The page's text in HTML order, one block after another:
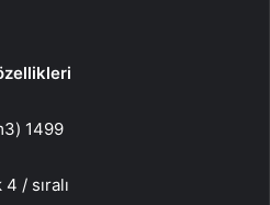
1499
/ sıralı